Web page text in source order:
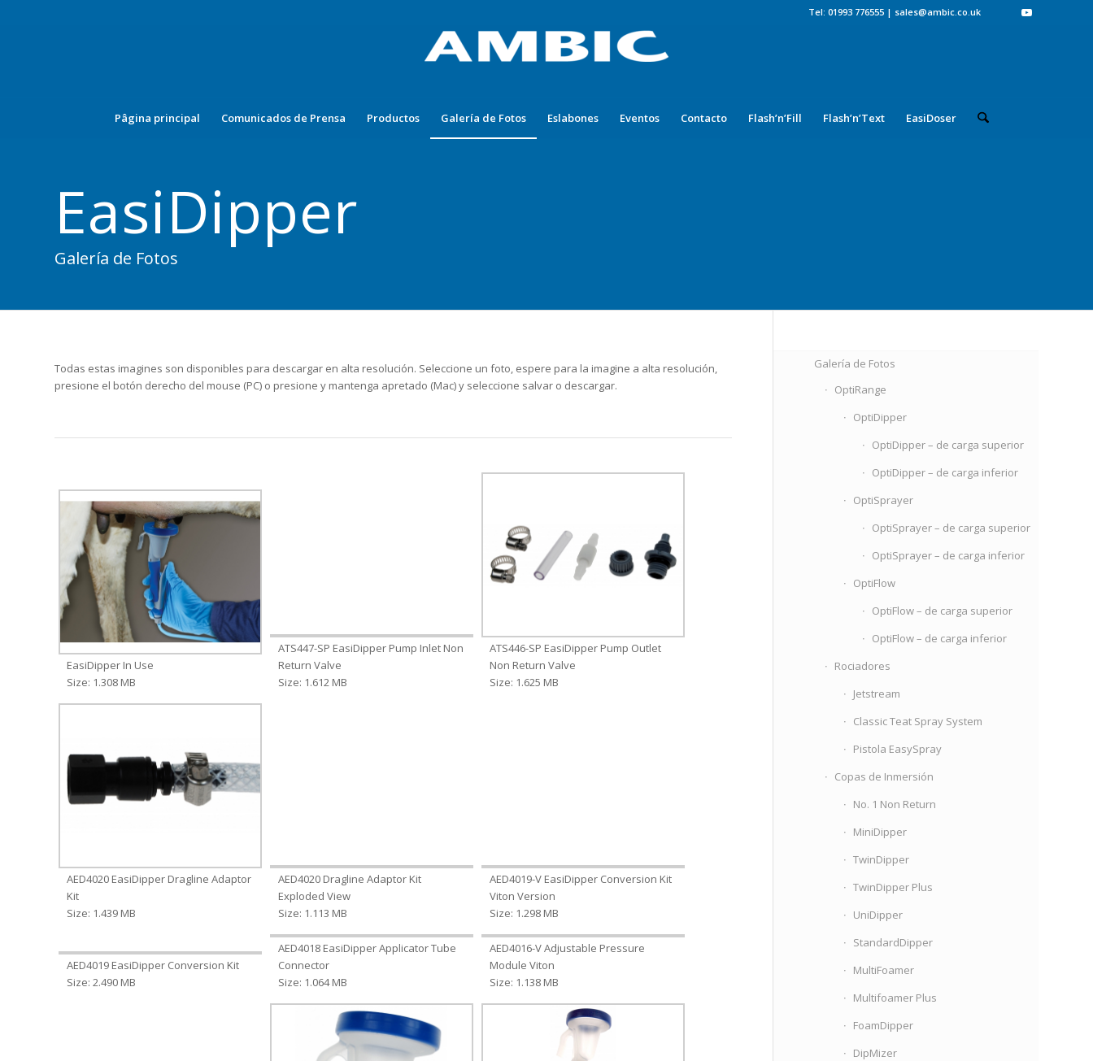
Tel: 01993 776555 | sales@ambic.co.uk
Pâgina principal Comunicados de Prensa Productos Galería de Fotos Eslabones Eventos Contacto Flash’n’Fill Flash’n’Text EasiDoser
EasiDipper
Galería de Fotos
Todas estas imagines son disponibles para descargar en alta resolución. Seleccione un foto, espere para la imagine a alta resolución,
presione el botón derecho del mouse (PC) o presione y mantenga apretado (Mac) y seleccione salvar o descargar.
EasiDipper In Use
Size: 1.308 MB
ATS447-SP EasiDipper Pump Inlet Non
Return Valve
Size: 1.612 MB
ATS446-SP EasiDipper Pump Outlet
Non Return Valve
Size: 1.625 MB
AED4020 EasiDipper Dragline Adaptor
Kit
Size: 1.439 MB
AED4020 Dragline Adaptor Kit
Exploded View
Size: 1.113 MB
AED4019-V EasiDipper Conversion Kit
Viton Version
Size: 1.298 MB
AED4019 EasiDipper Conversion Kit
Size: 2.490 MB
AED4018 EasiDipper Applicator Tube
Connector
Size: 1.064 MB
AED4016-V Adjustable Pressure
Module Viton
Size: 1.138 MB
Galería de Fotos
OptiRange
OptiDipper
OptiDipper – de carga superior
OptiDipper – de carga inferior
OptiSprayer
OptiSprayer – de carga superior
OptiSprayer – de carga inferior
OptiFlow
OptiFlow – de carga superior
OptiFlow – de carga inferior
Rociadores
Jetstream
Classic Teat Spray System
Pistola EasySpray
Copas de Inmersión
No. 1 Non Return
MiniDipper
TwinDipper
TwinDipper Plus
UniDipper
StandardDipper
MultiFoamer
Multifoamer Plus
FoamDipper
DipMizer